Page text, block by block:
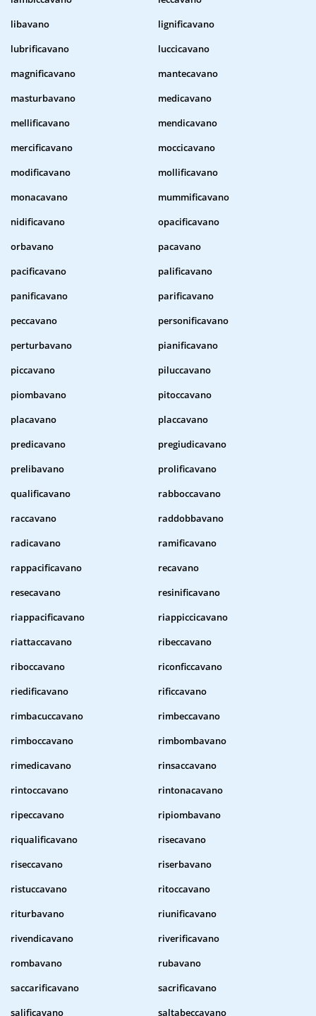
libavano
lignificavano
lubrificavano
luccicavano
magnificavano
mantecavano
masturbavano
medicavano
mellificavano
mendicavano
mercificavano
moccicavano
modificavano
mollificavano
monacavano
mummificavano
nidificavano
opacificavano
orbavano
pacavano
pacificavano
palificavano
panificavano
parificavano
peccavano
personificavano
perturbavano
pianificavano
piccavano
piluccavano
piombavano
pitoccavano
placavano
placcavano
predicavano
pregiudicavano
prelibavano
prolificavano
qualificavano
rabboccavano
raccavano
raddobbavano
radicavano
ramificavano
rappacificavano
recavano
resecavano
resinificavano
riappacificavano
riappiccicavano
riattaccavano
ribeccavano
riboccavano
riconficcavano
riedificavano
rificcavano
rimbacuccavano
rimbeccavano
rimboccavano
rimbombavano
rimedicavano
rinsaccavano
rintoccavano
rintonacavano
ripeccavano
ripiombavano
riqualificavano
risecavano
riseccavano
riserbavano
ristuccavano
ritoccavano
riturbavano
riunificavano
rivendicavano
riverificavano
rombavano
rubavano
saccarificavano
sacrificavano
salificavano
saltabeccavano